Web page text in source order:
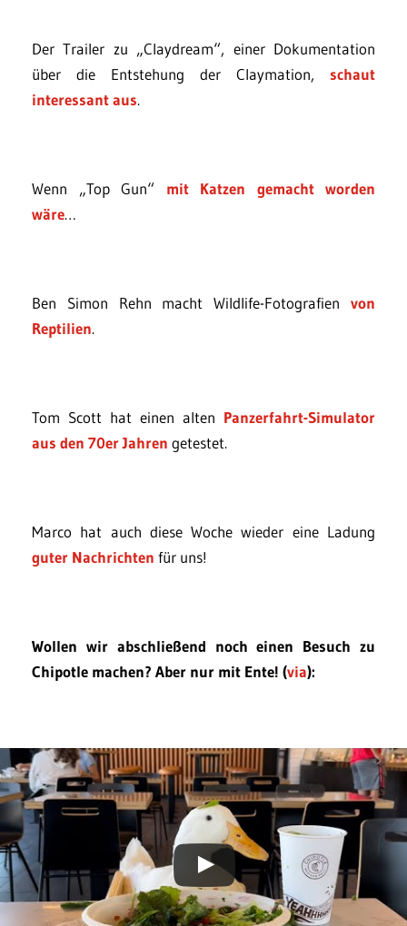
Der Trailer zu „Claydream“, einer Dokumentation
über die Entstehung der Claymation, schaut
interessant aus.
Wenn „Top Gun“ mit Katzen gemacht worden
wäre…
Ben Simon Rehn macht Wildlife-Fotografien von
Reptilien.
Tom Scott hat einen alten Panzerfahrt-Simulator
aus den 70er Jahren getestet.
Marco hat auch diese Woche wieder eine Ladung
guter Nachrichten für uns!
Wollen wir abschließend noch einen Besuch zu
Chipotle machen? Aber nur mit Ente! (via):